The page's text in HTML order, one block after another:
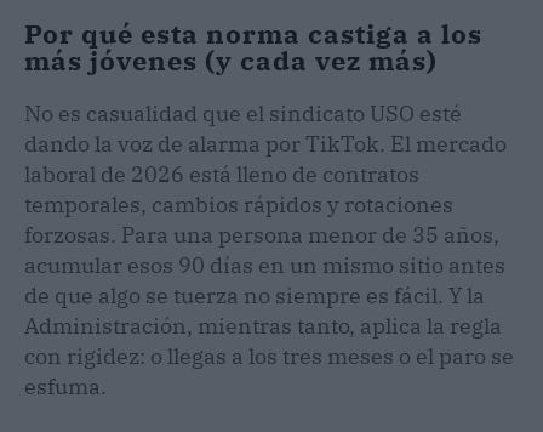
Por qué esta norma castiga a los
más jóvenes (y cada vez más)
No es casualidad que el sindicato USO esté
dando la voz de alarma por TikTok. El mercado
laboral de 2026 está lleno de contratos
temporales, cambios rápidos y rotaciones
forzosas. Para una persona menor de 35 años,
acumular esos 90 días en un mismo sitio antes
de que algo se tuerza no siempre es fácil. Y la
Administración, mientras tanto, aplica la regla
con rigidez: o llegas a los tres meses o el paro se
esfuma.